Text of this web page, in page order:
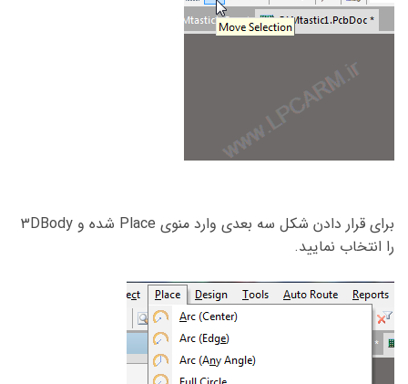
برای قرار دادن شکل سه بعدی وارد منوی Place شده و 3DBody
را انتخاب نمایید.